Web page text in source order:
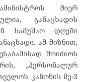
მიერ
განაცხადის
სამუშაო დღეში
ამ მიზნით,
მოიძიოს
„პერსონალურ
კანონის მე-3